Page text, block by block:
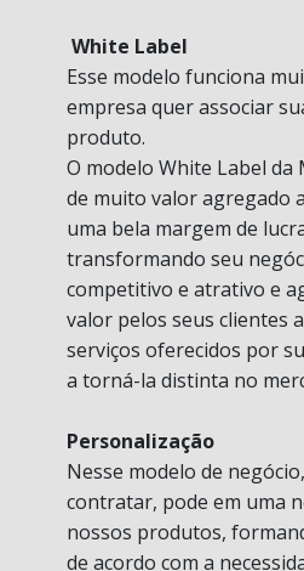
White Label
Esse modelo funciona
empresa quer associar
produto.
O modelo White Label
de muito valor agregado
uma bela margem de
transformando seu
competitivo e atrativo e
valor pelos seus clientes
serviços oferecidos por
a torná-la distinta no
Personalização
Nesse modelo de
contratar, pode em uma
nossos produtos,
de acordo com a